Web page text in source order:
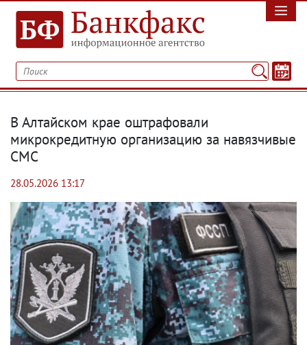
В Алтайском крае оштрафовали
микрокредитную организацию за навязчивые
СМС
28.05.2026 13:17